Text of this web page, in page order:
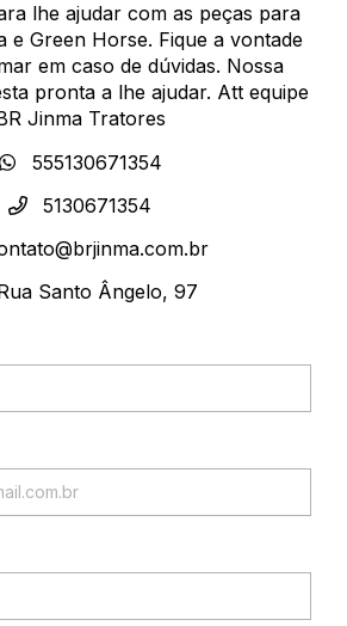
lhe ajudar com as peças para
e Green Horse. Fique a vontade
em caso de dúvidas. Nossa
pronta a lhe ajudar. Att equipe
Jinma Tratores
555130671354
5130671354
Santo Ângelo, 97